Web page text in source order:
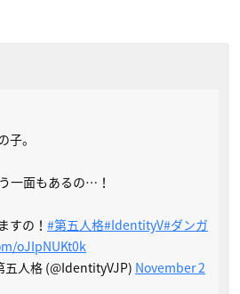
。
一面もあるの…！
すの！ #第五人格#IdentityV#ダンガ
oJIpNUKt0k
人格 (@IdentityVJP) November 2